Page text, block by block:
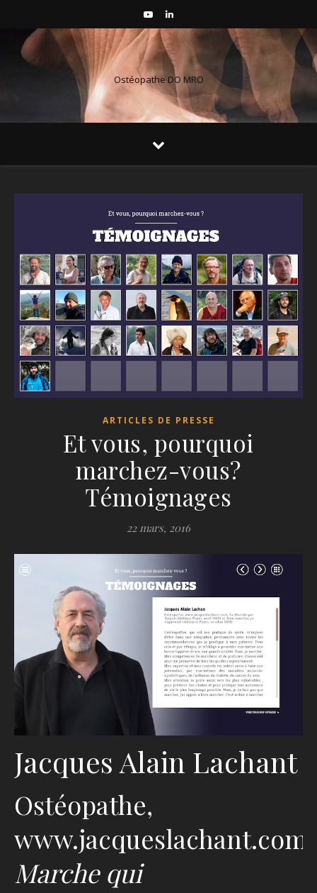
Ostéopathe DO MRO
ARTICLES DE PRESSE
Et vous, pourquoi
marchez-vous?
Témoignages
22 mars, 2016
Jacques Alain Lachant
Ostéopathe,
Marche qui